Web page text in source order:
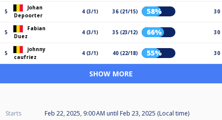
5
Johan
Depoorter
4 (3/1) 36 (21/15) 58% 30
5
Fabian
Duez
4 (3/1) 35 (23/12) 66% 30
5
johnny
caufriez
4 (3/1) 40 (22/18) 55% 30
SHOW MORE
Starts Feb 22, 2025, 9:00 AM until Feb 23, 2025 (Local time)